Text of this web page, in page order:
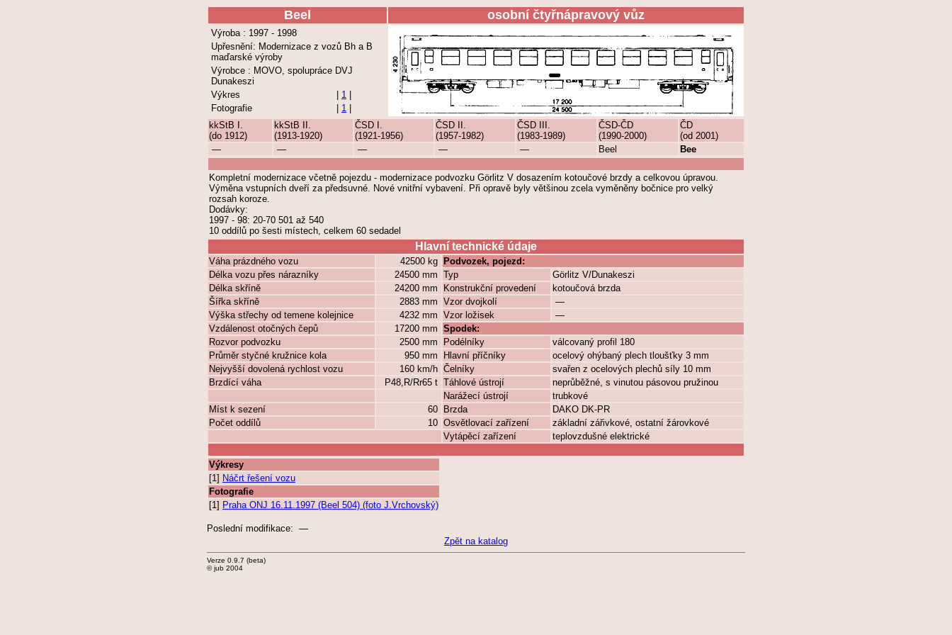
Beel osobní čtyřnápravový vůz
Výroba : 1997 - 1998
Upřesnění: Modernizace z vozů Bh a B
maďarské výroby
Výrobce : MOVO, spolupráce DVJ
Dunakeszi
Výkres
1
Fotografie
1
kkStB I.
(do 1912)
kkStB II.
(1913-1920)
ČSD I.
(1921-1956)
ČSD II.
(1957-1982)
ČSD III.
(1983-1989)
ČSD-ČD
(1990-2000)
ČD
(od 2001)
—
— — — — Beel Bee
Kompletní modernizace včetně pojezdu - modernizace podvozku Görlitz V dosazením kotoučové brzdy a celkovou úpravou.
Výměna vstupních dveří za předsuvné. Nové vnitřní vybavení. Při opravě byly většinou zcela vyměněny bočnice pro velký
rozsah koroze.
Dodávky:
1997 - 98: 20-70 501 až 540
10 oddílů po šesti místech, celkem 60 sedadel
Hlavní technické údaje
Váha prázdného vozu 42500 kg
Podvozek, pojezd:
Délka vozu přes nárazníky
24500 mm Typ
Görlitz V/Dunakeszi
Délka skříně
24200 mm Konstrukční provedení
kotoučová brzda
Šířka skříně
2883 mm Vzor dvojkolí
—
Výška střechy od temene kolejnice
4232 mm Vzor ložisek
—
Vzdálenost otočných čepů
17200 mm Spodek:
Rozvor podvozku
2500 mm Podélníky
válcovaný profil 180
Průměr styčné kružnice kola
950 mm Hlavní příčníky
ocelový ohýbaný plech tloušťky 3 mm
Nejvyšší dovolená rychlost vozu
160 km/h Čelníky
svařen z ocelových plechů síly 10 mm
Brzdící váha
P48,R/Rr65 t Táhlové ústrojí
neprůběžné, s vinutou pásovou pružinou
Narážecí ústrojí
trubkové
Míst k sezení
60 Brzda
DAKO DK-PR
Počet oddílů
10 Osvětlovací zařízení
základní zářivkové, ostatní žárovkové
Vytápěcí zařízení
teplovzdušné elektrické
Výkresy
[1] Náčrt řešení vozu
Fotografie
[1] Praha ONJ 16.11.1997 (Beel 504) (foto J.Vrchovský)
Poslední modifikace: —
Zpět na katalog
Verze 0.9.7 (beta)
© jub 2004